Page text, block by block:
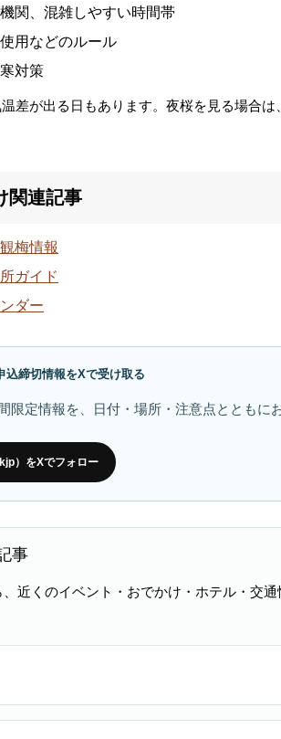
関、混雑しやすい時間帯
用などのルール
対策
差が出る日もあります。夜桜を見る場合
関連記事
梅情報
ガイド
ダー
込締切情報をXで受け取る
限定情報を、日付・場所・注意点とともに
）をXでフォロー
事
近くのイベント・おでかけ・ホテル・交